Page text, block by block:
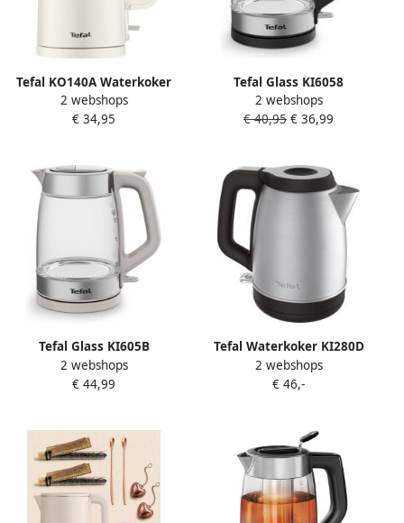
Tefal KO140A Waterkoker
1.5L 1500 Watt Wit
2 webshops
€ 34,95
Tefal Glass KI6058
Waterkoker 1 7L Glazen
Design Met LED-verlichting
2 webshops
€ 40,95 € 36,99
Tefal Glass KI605B
Waterkoker 1.7L Glazen
Design BPA-vrij 2200W Grijs
2 webshops
€ 44,99
Tefal Waterkoker KI280D
Element premium roestvrij
staal grote inhoud van 1 7 l
2 webshops
€ 46,-